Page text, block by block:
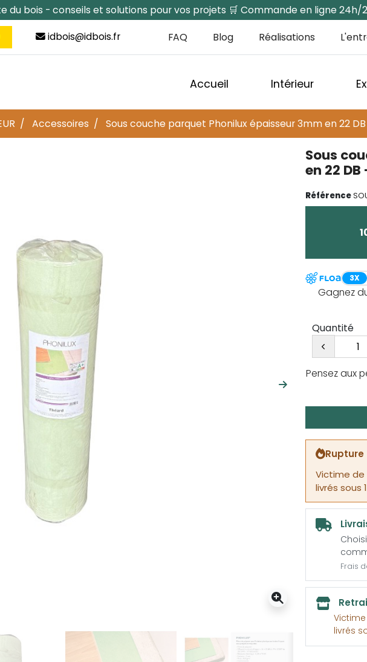
du bois - conseils et solutions pour vos projets 🛒 Commande en ligne
idbois@idbois.fr FAQ Blog Réalisations
Accueil Intérieur
Accessoires Sous couche parquet Phonilux épaisseur 3mm en 22 DB
Suivant
Sous
en 22
Référence
3X
Gagnez
Quantité
Pensez aux
Victime
livrés sous
Frais
livrés